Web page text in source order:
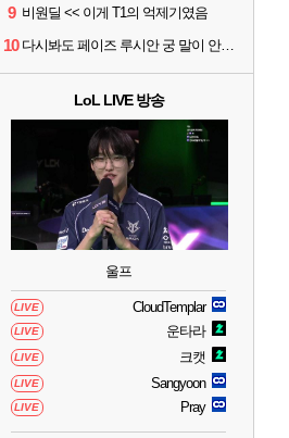
9 비원딜 << 이게 T1의 억제기였음
10 다시봐도 페이즈 루시안 궁 말이 안되네 ㄷㄷ
LoL LIVE 방송
울프
LIVE CloudTemplar
LIVE 운타라
LIVE 크캣
LIVE Sangyoon
LIVE Pray